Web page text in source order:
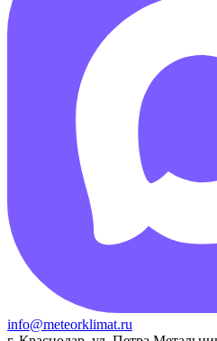
info@meteorklimat.ru